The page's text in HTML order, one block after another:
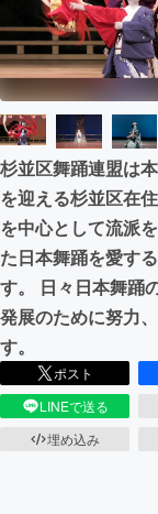
映像
ビジ
まちづ
杉並区舞踊連盟は
を迎える杉並区在
を中心として流派
た日本舞踊を愛す
す。 日々日本舞踊
発展のために努力
す。
ポスト
LINEで送る
埋め込み